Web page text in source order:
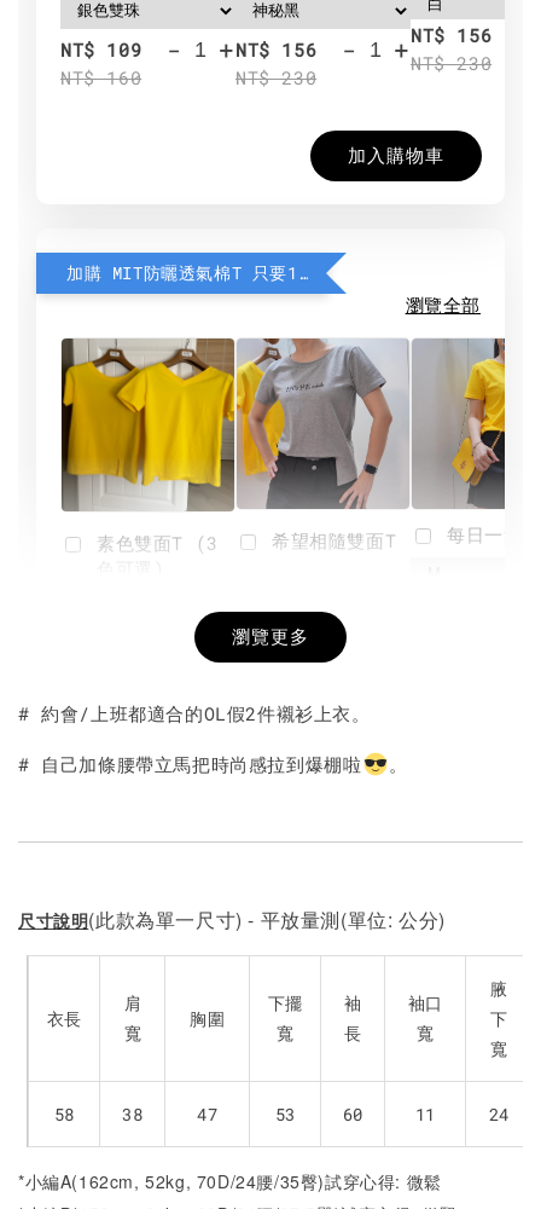
NT$ 109
NT$ 160
- +NT$ 156
NT$ 230
- +NT$ 156
NT$ 230
加入購物車
加購 MIT防曬透氣棉T 只要190元
瀏覽全部
素色雙面T (3
+
希望相隨雙面T
NT$ 190
-
每日一笑
加入購物車
瀏覽更多
# 約會/上班都適合的OL假2件襯衫上衣。
# 自己加條腰帶立馬把時尚感拉到爆棚啦 。
尺寸說明(此款為單一尺寸) - 平放量測(單位: 公分)
衣長
肩
寬
胸圍
下擺
寬
袖
長
袖口
寬
腋
下
寬
58 38 47 53 60 11 24
*小編A(162cm, 52kg, 70D/24腰/35臀)試穿心得: 微鬆